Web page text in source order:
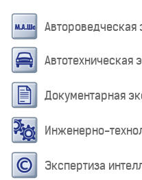
Автороведческая
Автотехническая
Документарная
Инженерно-
Экспертиза